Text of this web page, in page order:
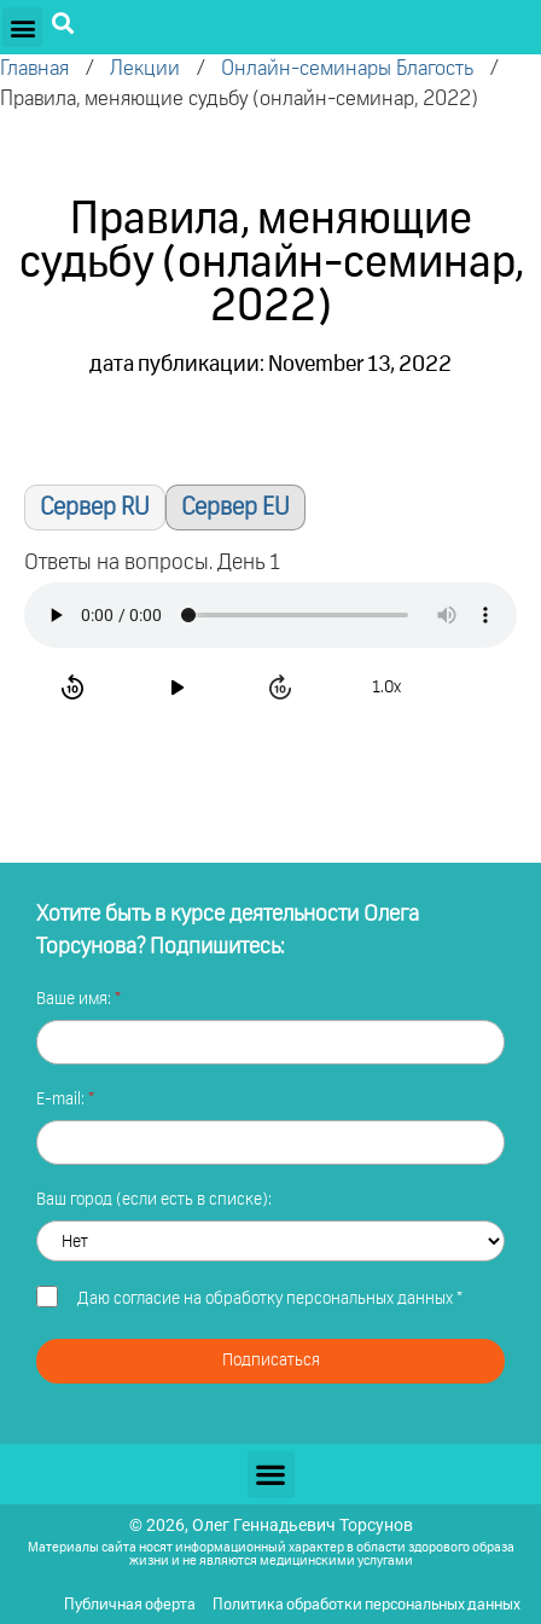
Главная / Лекции / Онлайн-семинары Благость /
Правила, меняющие судьбу (онлайн-семинар, 2022)
Правила, меняющие
судьбу (онлайн-семинар,
2022)
дата публикации: November 13, 2022
Сервер RU Сервер EU
Ответы на вопросы. День 1
1.0x
Хотите быть в курсе деятельности Олега
Торсунова? Подпишитесь:
Ваше имя:
E-mail:
Ваш город (если есть в списке):
Даю согласие на обработку персональных данных*
Подписаться
© 2026, Олег Геннадьевич Торсунов
Материалы сайта носят информационный характер в области здорового образа
жизни и не являются медицинскими услугами
Публичная оферта Политика обработки персональных данных